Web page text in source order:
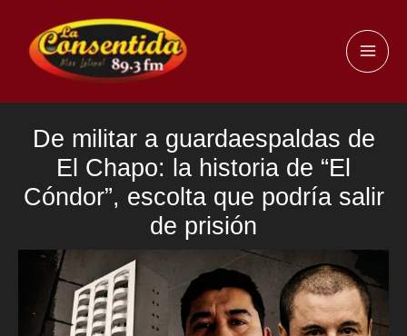
contenido
De militar a guardaespaldas de
El Chapo: la historia de “El
Cóndor”, escolta que podría salir
de prisión